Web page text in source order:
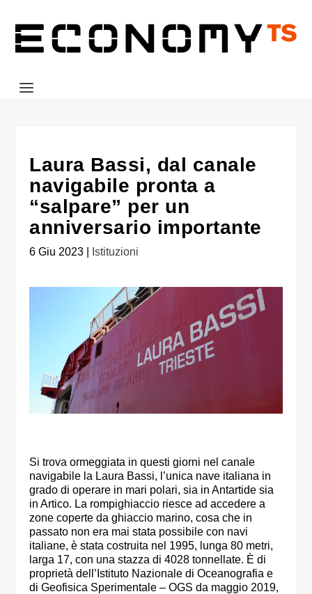
Laura Bassi, dal canale
navigabile pronta a
“salpare” per un
anniversario importante
6 Giu 2023 Istituzioni
Si trova ormeggiata in questi giorni nel canale
navigabile la Laura Bassi, l’unica nave italiana in
grado di operare in mari polari, sia in Antartide sia
in Artico. La rompighiaccio riesce ad accedere a
zone coperte da ghiaccio marino, cosa che in
passato non era mai stata possibile con navi
italiane, è stata costruita nel 1995, lunga 80 metri,
larga 17, con una stazza di 4028 tonnellate. È di
proprietà dell’Istituto Nazionale di Oceanografia e
di Geofisica Sperimentale – OGS da maggio 2019,